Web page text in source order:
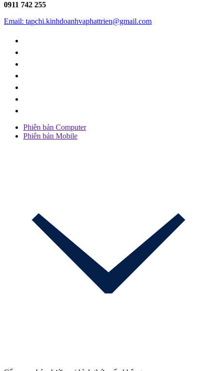
0911 742 255
Email: tapchi.kinhdoanhvaphattrien@gmail.com
Phiên bản Computer
Phiên bản Mobile